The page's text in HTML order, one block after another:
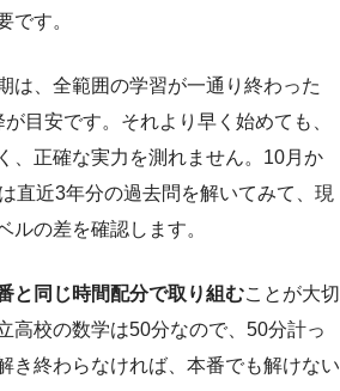
です。
は、全範囲の学習が一通り終わった
目安です。それより早く始めても、
、正確な実力を測れません。10月か
直近3年分の過去問を解いてみて、現
ルの差を確認します。
と同じ時間配分で取り組むことが大切
高校の数学は50分なので、50分計っ
き終わらなければ、本番でも解けない